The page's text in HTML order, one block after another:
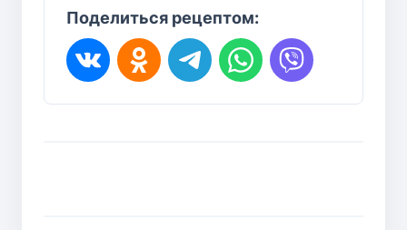
Поделиться рецептом: